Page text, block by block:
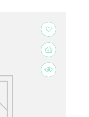
favorite_border